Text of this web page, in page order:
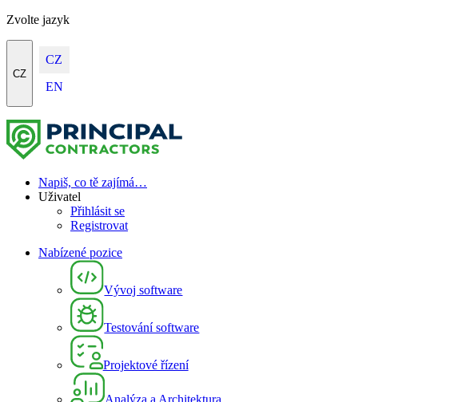
Zvolte jazyk
CZ
CZ
EN
Napiš, co tě zajímá…
Uživatel
Přihlásit se
Registrovat
Nabízené pozice
Vývoj software
Testování software
Projektové řízení
Analýza a Architektura